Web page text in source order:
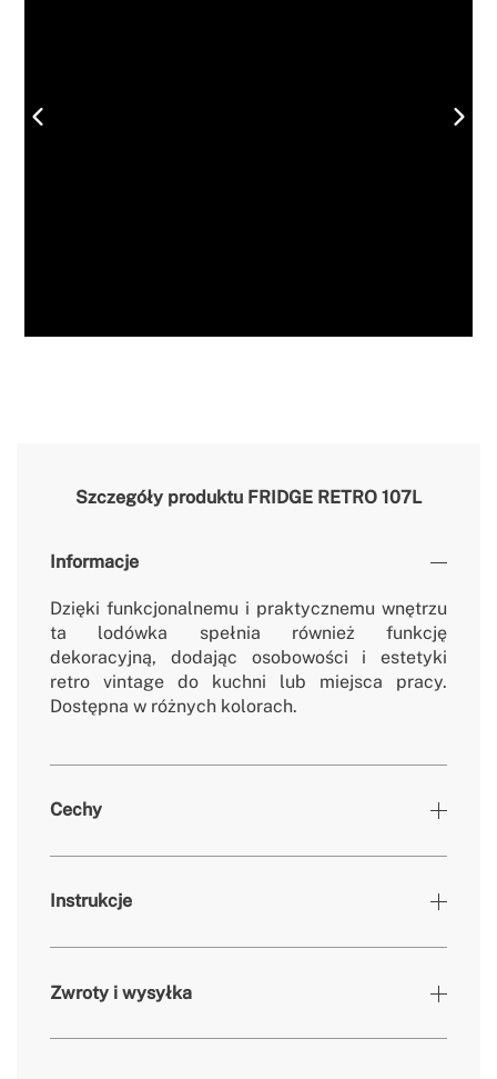
Szczegóły produktu FRIDGE RETRO 107L
Informacje
Dzięki funkcjonalnemu i praktycznemu wnętrzu
ta lodówka spełnia również funkcję
dekoracyjną, dodając osobowości i estetyki
retro vintage do kuchni lub miejsca pracy.
Dostępna w różnych kolorach.
Cechy
Kolory
» Zdejmowane / zmywalne części
Instrukcje
Zwroty i wysyłka